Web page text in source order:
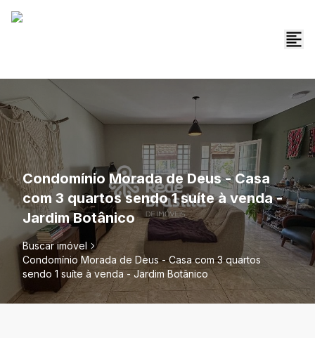
Condomínio Morada de Deus - Casa
com 3 quartos sendo 1 suíte à venda -
Jardim Botânico
Buscar imóvel
Condomínio Morada de Deus - Casa com 3 quartos
sendo 1 suíte à venda - Jardim Botânico